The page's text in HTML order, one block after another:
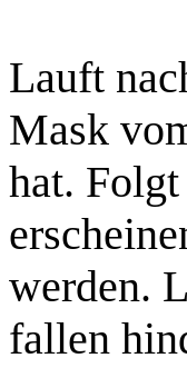
Lauft
Mask
hat.
werden.
fallen